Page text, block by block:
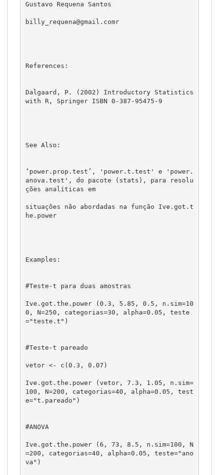
Gustavo Requena Santos
billy_requena@gmail.comr
References:
Dalgaard, P. (2002) Introductory Statistics
with R, Springer ISBN 0-387-95475-9
See Also:
‘power.prop.test’, 'power.t.test' e 'power.
anova.test', do pacote (stats), para resolu
ções analíticas em
situações não abordadas na função Ive.got.t
he.power
Examples:
#Teste-t para duas amostras
Ive.got.the.power (0.3, 5.85, 0.5, n.sim=10
0, N=250, categorias=30, alpha=0.05, teste
="teste.t")
#Teste-t pareado
vetor <- c(0.3, 0.07)
Ive.got.the.power (vetor, 7.3, 1.05, n.sim=
100, N=200, categorias=40, alpha=0.05, test
e="t.pareado")
#ANOVA
Ive.got.the.power (6, 73, 8.5, n.sim=100, N
=200, categorias=40, alpha=0.05, teste="ano
va")